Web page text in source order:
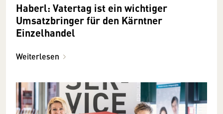
Haberl: Vatertag ist ein wichtiger
Umsatzbringer für den Kärntner
Einzelhandel
Weiterlesen